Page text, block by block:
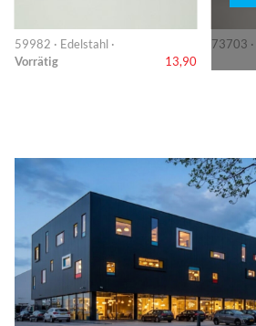
59982 · Edelstahl ·
Vorrätig
13,90
73703 ·